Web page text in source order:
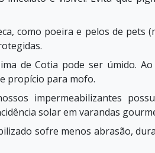
como poeira e pelos de pets
de Cotia pode ser úmido.
propício para mofo.
impermeabilizantes
solar em varandas
sofre menos abrasão,